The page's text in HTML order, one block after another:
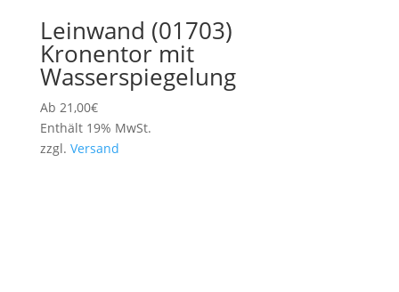
Leinwand (01703)
Kronentor mit
Wasserspiegelung
Ab 21,00€
Enthält 19% MwSt.
zzgl. Versand